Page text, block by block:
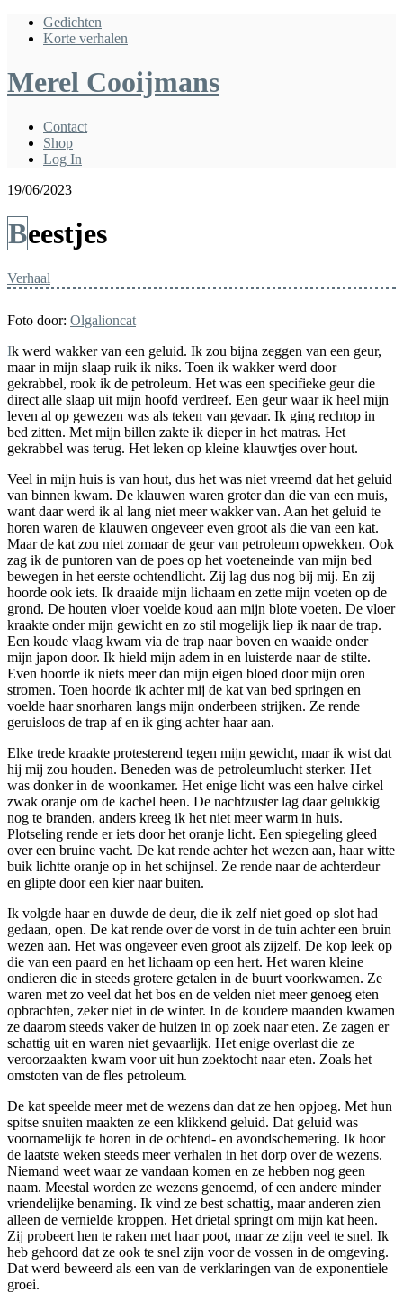
Gedichten
Korte verhalen
Merel Cooijmans
Contact
Shop
Log In
19/06/2023
Beestjes
Verhaal
Foto door: Olgalioncat
Ik werd wakker van een geluid. Ik zou bijna zeggen van een geur,
maar in mijn slaap ruik ik niks. Toen ik wakker werd door
gekrabbel, rook ik de petroleum. Het was een specifieke geur die
direct alle slaap uit mijn hoofd verdreef. Een geur waar ik heel mijn
leven al op gewezen was als teken van gevaar. Ik ging rechtop in
bed zitten. Met mijn billen zakte ik dieper in het matras. Het
gekrabbel was terug. Het leken op kleine klauwtjes over hout.
Veel in mijn huis is van hout, dus het was niet vreemd dat het geluid
van binnen kwam. De klauwen waren groter dan die van een muis,
want daar werd ik al lang niet meer wakker van. Aan het geluid te
horen waren de klauwen ongeveer even groot als die van een kat.
Maar de kat zou niet zomaar de geur van petroleum opwekken. Ook
zag ik de puntoren van de poes op het voeteneinde van mijn bed
bewegen in het eerste ochtendlicht. Zij lag dus nog bij mij. En zij
hoorde ook iets. Ik draaide mijn lichaam en zette mijn voeten op de
grond. De houten vloer voelde koud aan mijn blote voeten. De vloer
kraakte onder mijn gewicht en zo stil mogelijk liep ik naar de trap.
Een koude vlaag kwam via de trap naar boven en waaide onder
mijn japon door. Ik hield mijn adem in en luisterde naar de stilte.
Even hoorde ik niets meer dan mijn eigen bloed door mijn oren
stromen. Toen hoorde ik achter mij de kat van bed springen en
voelde haar snorharen langs mijn onderbeen strijken. Ze rende
geruisloos de trap af en ik ging achter haar aan.
Elke trede kraakte protesterend tegen mijn gewicht, maar ik wist dat
hij mij zou houden. Beneden was de petroleumlucht sterker. Het
was donker in de woonkamer. Het enige licht was een halve cirkel
zwak oranje om de kachel heen. De nachtzuster lag daar gelukkig
nog te branden, anders kreeg ik het niet meer warm in huis.
Plotseling rende er iets door het oranje licht. Een spiegeling gleed
over een bruine vacht. De kat rende achter het wezen aan, haar witte
buik lichtte oranje op in het schijnsel. Ze rende naar de achterdeur
en glipte door een kier naar buiten.
Ik volgde haar en duwde de deur, die ik zelf niet goed op slot had
gedaan, open. De kat rende over de vorst in de tuin achter een bruin
wezen aan. Het was ongeveer even groot als zijzelf. De kop leek op
die van een paard en het lichaam op een hert. Het waren kleine
ondieren die in steeds grotere getalen in de buurt voorkwamen. Ze
waren met zo veel dat het bos en de velden niet meer genoeg eten
opbrachten, zeker niet in de winter. In de koudere maanden kwamen
ze daarom steeds vaker de huizen in op zoek naar eten. Ze zagen er
schattig uit en waren niet gevaarlijk. Het enige overlast die ze
veroorzaakten kwam voor uit hun zoektocht naar eten. Zoals het
omstoten van de fles petroleum.
De kat speelde meer met de wezens dan dat ze hen opjoeg. Met hun
spitse snuiten maakten ze een klikkend geluid. Dat geluid was
voornamelijk te horen in de ochtend- en avondschemering. Ik hoor
de laatste weken steeds meer verhalen in het dorp over de wezens.
Niemand weet waar ze vandaan komen en ze hebben nog geen
naam. Meestal worden ze wezens genoemd, of een andere minder
vriendelijke benaming. Ik vind ze best schattig, maar anderen zien
alleen de vernielde kroppen. Het drietal springt om mijn kat heen.
Zij probeert hen te raken met haar poot, maar ze zijn veel te snel. Ik
heb gehoord dat ze ook te snel zijn voor de vossen in de omgeving.
Dat werd beweerd als een van de verklaringen van de exponentiele
groei.